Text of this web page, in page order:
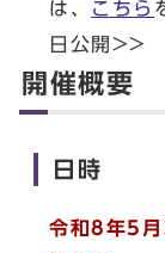
は、
こちら
日公開>>
開催概要
日時
令和8年5